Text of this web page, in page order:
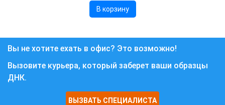
В корзину
Вы не хотите ехать в офис? Это возможно!
Вызовите курьера, который заберет ваши образцы
ДНК.
ВЫЗВАТЬ СПЕЦИАЛИСТА